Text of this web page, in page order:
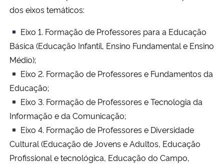
dos eixos temáticos:
Eixo 1. Formação de Professores para a Educação
Básica (Educação Infantil, Ensino Fundamental e Ensino
Médio);
Eixo 2. Formação de Professores e Fundamentos da
Educação;
Eixo 3. Formação de Professores e Tecnologia da
Informação e da Comunicação;
Eixo 4. Formação de Professores e Diversidade
Cultural (Educação de Jovens e Adultos, Educação
Profissional e tecnológica, Educação do Campo,